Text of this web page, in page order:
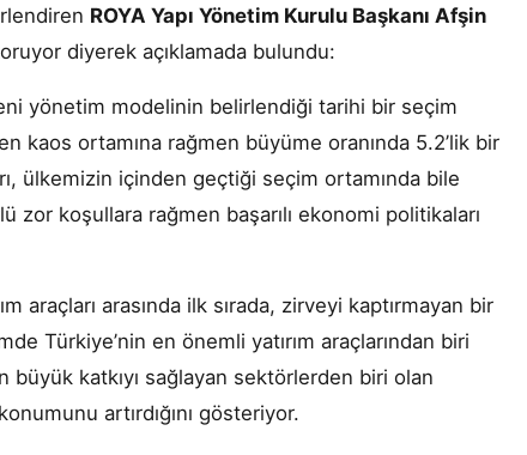
ROYA Yapı Yönetim Kurulu Başkanı Afşin
diyerek açıklamada bulundu:
yönetim modelinin belirlendiği tarihi bir seçim
kaos ortamına rağmen büyüme oranında 5.2’lik bir
ülkemizin içinden geçtiği seçim ortamında bile
koşullara rağmen başarılı ekonomi politikaları
araçları arasında ilk sırada, zirveyi kaptırmayan bir
Türkiye’nin en önemli yatırım araçlarından biri
katkıyı sağlayan sektörlerden biri olan
artırdığını gösteriyor.